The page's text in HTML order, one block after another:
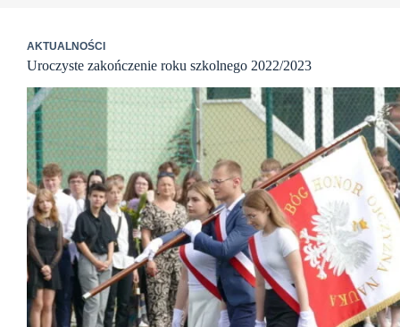
AKTUALNOŚCI
Uroczyste zakończenie roku szkolnego 2022/2023